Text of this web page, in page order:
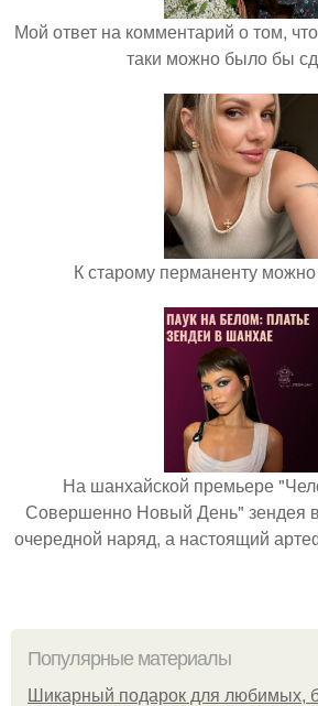
Мой ответ на комментарий о том,
таки можно было бы
К старому перманенту
На шанхайской премьере
Совершенно Новый День" зендея
очередной наряд, а настоящий
Популярные материалы
Шикарный подарок для любимых,